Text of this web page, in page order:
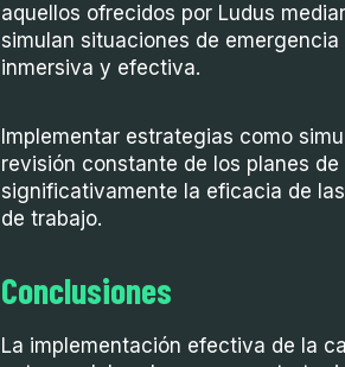
aquellos ofrecidos por Ludus
simulan situaciones de
inmersiva y efectiva.
Implementar estrategias como
revisión constante de los planes
significativamente la eficacia de
de trabajo.
Conclusiones
La implementación efectiva de la